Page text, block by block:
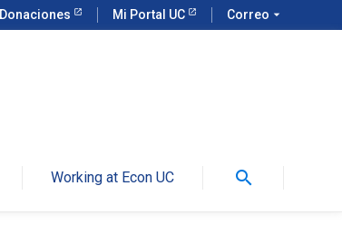
Donaciones Mi Portal UC Correo arrow_drop_down
Working at Econ UC search